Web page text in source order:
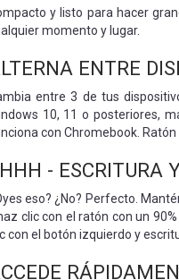
y listo para hacer
momento y lugar.
ENTRE
entre 3 de tus
10, 11 o posteriores,
con Chromebook.
- ESCRITURA
eso? ¿No? Perfecto.
clic con el ratón con un
con el botón izquierdo y